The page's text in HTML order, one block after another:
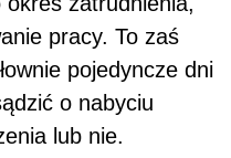
pracy. To zaś
pojedyncze dni
o nabyciu
lub nie.